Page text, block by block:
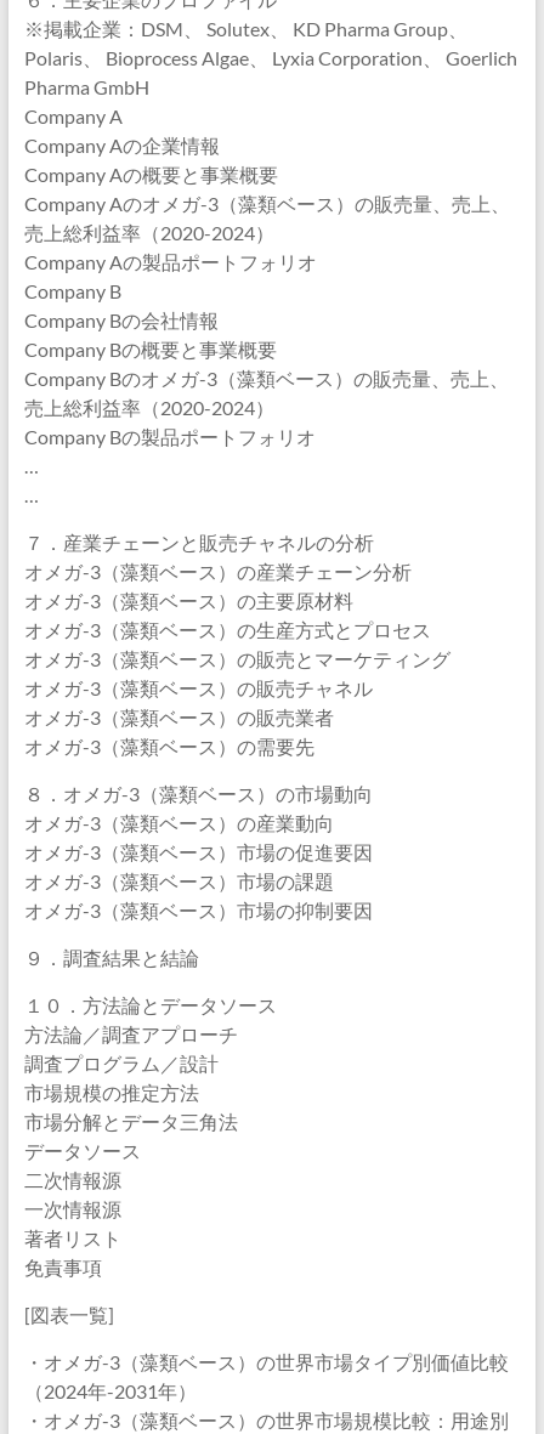
※掲載企業：DSM、 Solutex、 KD Pharma Group、
Polaris、 Bioprocess Algae、 Lyxia Corporation、 Goerlich
Pharma GmbH
Company A
Company Aの企業情報
Company Aの概要と事業概要
Company Aのオメガ-3（藻類ベース）の販売量、売上、
売上総利益率（2020-2024）
Company Aの製品ポートフォリオ
Company B
Company Bの会社情報
Company Bの概要と事業概要
Company Bのオメガ-3（藻類ベース）の販売量、売上、
売上総利益率（2020-2024）
Company Bの製品ポートフォリオ
…
…
７．産業チェーンと販売チャネルの分析
オメガ-3（藻類ベース）の産業チェーン分析
オメガ-3（藻類ベース）の主要原材料
オメガ-3（藻類ベース）の生産方式とプロセス
オメガ-3（藻類ベース）の販売とマーケティング
オメガ-3（藻類ベース）の販売チャネル
オメガ-3（藻類ベース）の販売業者
オメガ-3（藻類ベース）の需要先
８．オメガ-3（藻類ベース）の市場動向
オメガ-3（藻類ベース）の産業動向
オメガ-3（藻類ベース）市場の促進要因
オメガ-3（藻類ベース）市場の課題
オメガ-3（藻類ベース）市場の抑制要因
９．調査結果と結論
１０．方法論とデータソース
方法論／調査アプローチ
調査プログラム／設計
市場規模の推定方法
市場分解とデータ三角法
データソース
二次情報源
一次情報源
著者リスト
免責事項
[図表一覧]
・オメガ-3（藻類ベース）の世界市場タイプ別価値比較
（2024年-2031年）
・オメガ-3（藻類ベース）の世界市場規模比較：用途別